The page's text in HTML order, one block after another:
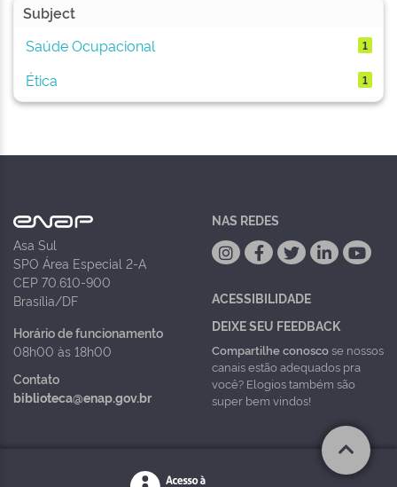
Subject
Saúde Ocupacional
1
Ética 1
Asa Sul
SPO Área Especial 2-A
CEP 70.610-900
Brasília/DF
Horário de funcionamento
08h00 às 18h00
Contato
biblioteca@enap.gov.br
NAS REDES
ACESSIBILIDADE
DEIXE SEU FEEDBACK
Compartilhe conoscose nossos
canais estão adequados pra
você? Elogios também são
super bem vindos!